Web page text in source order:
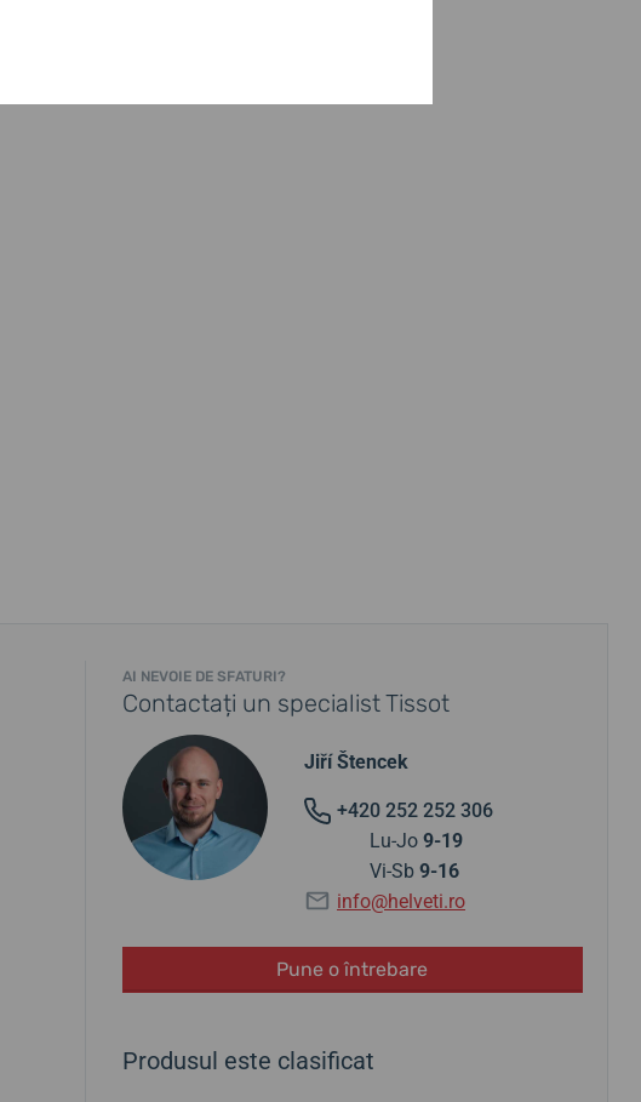
AI NEVOIE DE SFATURI?
Contactați un specialist Tissot
Jiří Štencek
+420 252 252 306
Lu-Jo 9-19
Vi-Sb 9-16
info@helveti.ro
Pune o întrebare
Produsul este clasificat